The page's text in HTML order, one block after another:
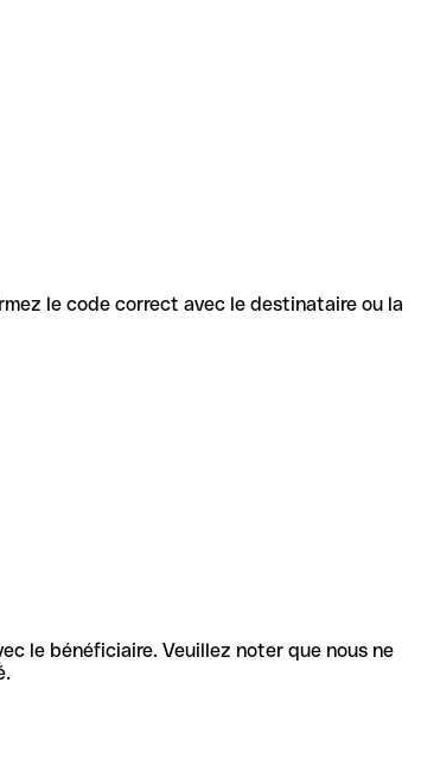
le code correct avec le destinataire ou la
le bénéficiaire. Veuillez noter que nous ne